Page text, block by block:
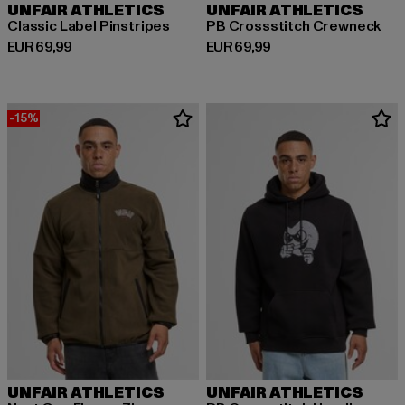
UNFAIR ATHLETICS
Classic Label Pinstripes
EUR 69,99
Huidige prijs: EUR 69,99
UNFAIR ATHLETICS
PB Crossstitch Crewneck
EUR 69,99
Huidige prijs: EUR 69,99
-15%
UNFAIR ATHLETICS UNFAIR ATHLETICS